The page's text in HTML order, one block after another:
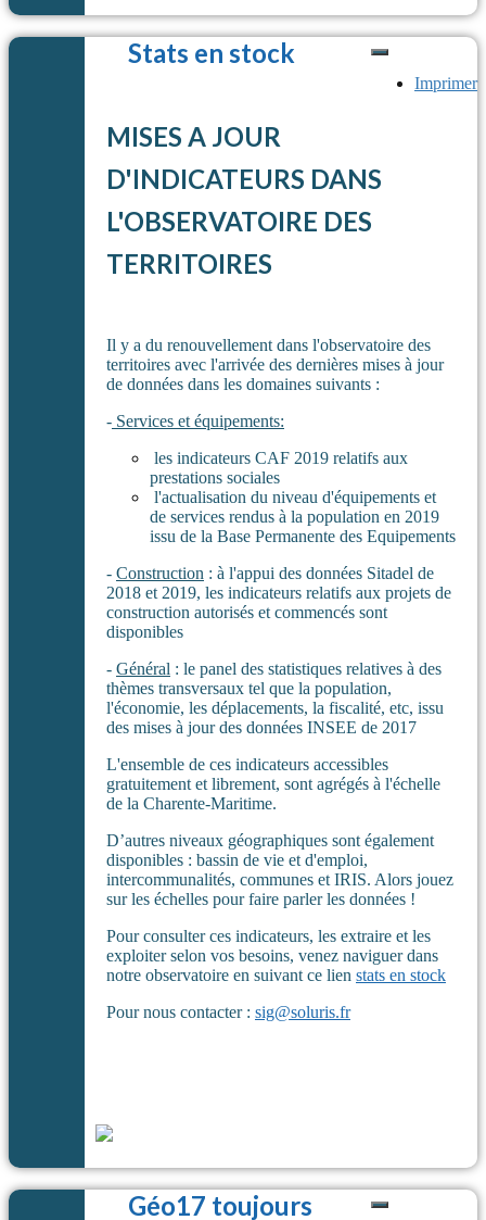
Imprimer
Stats en stock
MISES A JOUR
D'INDICATEURS DANS
L'OBSERVATOIRE DES
TERRITOIRES
Il y a du renouvellement dans l'observatoire des
territoires avec l'arrivée des dernières mises à jour
de données dans les domaines suivants :
- Services et équipements:
les indicateurs CAF 2019 relatifs aux
prestations sociales
l'actualisation du niveau d'équipements et
de services rendus à la population en 2019
issu de la Base Permanente des Equipements
- Construction : à l'appui des données Sitadel de
2018 et 2019, les indicateurs relatifs aux projets de
construction autorisés et commencés sont
disponibles
- Général : le panel des statistiques relatives à des
thèmes transversaux tel que la population,
l'économie, les déplacements, la fiscalité, etc, issu
des mises à jour des données INSEE de 2017
L'ensemble de ces indicateurs accessibles
gratuitement et librement, sont agrégés à l'échelle
de la Charente-Maritime.
D’autres niveaux géographiques sont également
disponibles : bassin de vie et d'emploi,
intercommunalités, communes et IRIS. Alors jouez
sur les échelles pour faire parler les données !
Pour consulter ces indicateurs, les extraire et les
exploiter selon vos besoins, venez naviguer dans
notre observatoire en suivant ce lien stats en stock
Pour nous contacter : sig@soluris.fr
Géo17 toujours